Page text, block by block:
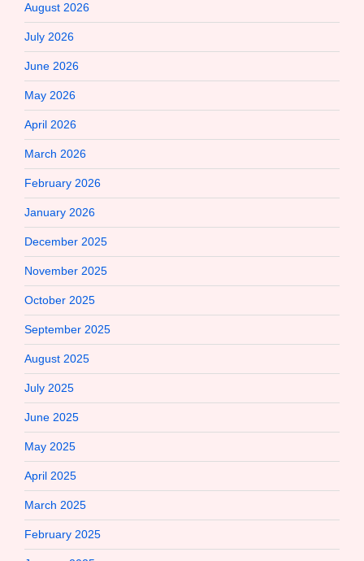
August 2026
July 2026
June 2026
May 2026
April 2026
March 2026
February 2026
January 2026
December 2025
November 2025
October 2025
September 2025
August 2025
July 2025
June 2025
May 2025
April 2025
March 2025
February 2025